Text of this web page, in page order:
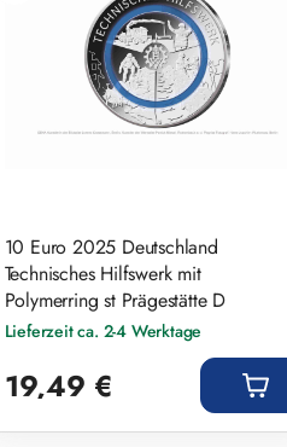
10 Euro 2025 Deutschland
Technisches Hilfswerk mit
Polymerring st Prägestätte D
Lieferzeit ca. 2-4 Werktage
19,49 €